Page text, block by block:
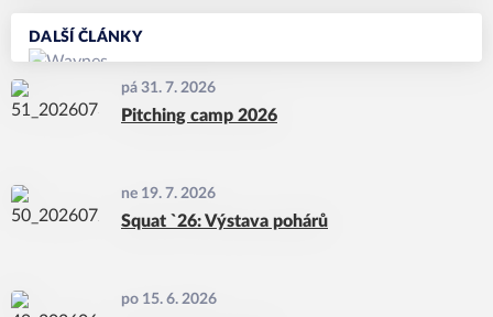
DALŠÍ ČLÁNKY
pá 31. 7. 2026
Pitching camp 2026
ne 19. 7. 2026
Squat `26: Výstava pohárů
po 15. 6. 2026